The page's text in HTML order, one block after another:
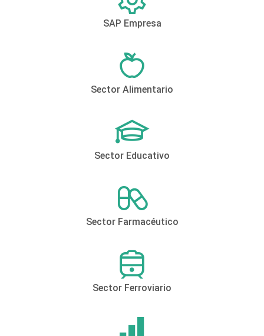
SAP Empresa
Sector Alimentario
Sector Educativo
Sector Farmacéutico
Sector Ferroviario